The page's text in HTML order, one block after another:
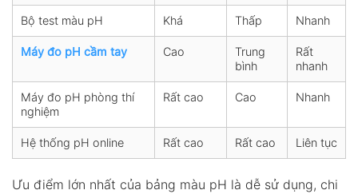
Bộ test màu pH Khá Thấp Nhanh
Máy đo pH cầm tay Cao
Trung
bình
Rất
nhanh
Máy đo pH phòng thí
nghiệm
Rất cao Cao Nhanh
Hệ thống pH online Rất cao Rất cao Liên tục
Ưu điểm lớn nhất của bảng màu pH là dễ sử dụng, chi